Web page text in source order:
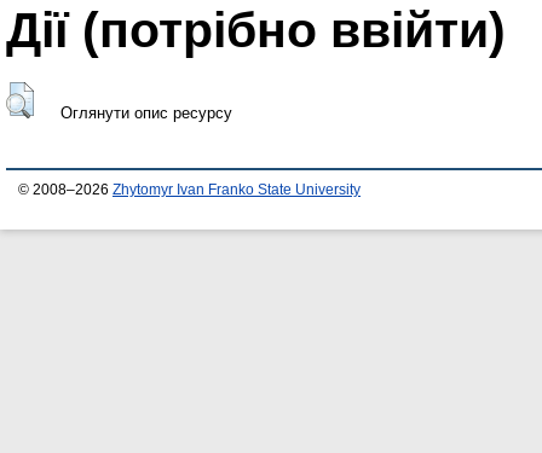
Дії ​​(потрібно ввійти)
Оглянути опис ресурсу
© 2008–2026 Zhytomyr Ivan Franko State University